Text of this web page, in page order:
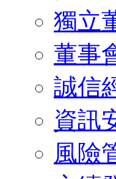
獨立
董事
誠信
資訊
風險